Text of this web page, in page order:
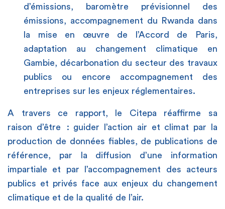
d’émissions, baromètre prévisionnel des
émissions, accompagnement du Rwanda dans
la mise en œuvre de l’Accord de Paris,
adaptation au changement climatique en
Gambie, décarbonation du secteur des travaux
publics ou encore accompagnement des
entreprises sur les enjeux réglementaires.
A travers ce rapport, le Citepa réaffirme sa
raison d’être : guider l’action air et climat par la
production de données fiables, de publications de
référence, par la diffusion d’une information
impartiale et par l’accompagnement des acteurs
publics et privés face aux enjeux du changement
climatique et de la qualité de l’air.